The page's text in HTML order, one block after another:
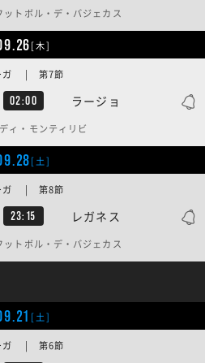
ットボル・デ・バジェカス
[木]
02:00 ラージョ
ガ | 第7節
ィ・モンティリビ
[土]
23:15 レガネス
ガ | 第8節
ットボル・デ・バジェカス
[土]
ガ | 第6節